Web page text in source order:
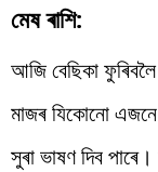
মেষ ৰাশি:
আজি বেছিকা
মাজৰ যিকোনো
সুৰা ভাষণ দিব